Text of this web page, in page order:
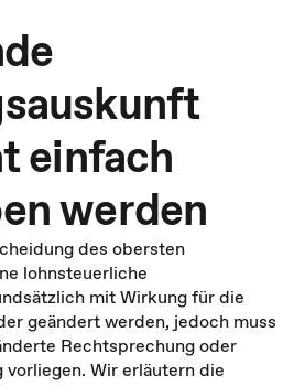
einfach
werden
des obersten
lohnsteuerliche
mit Wirkung für die
geändert werden, jedoch muss
Rechtsprechung oder
vorliegen. Wir erläutern die